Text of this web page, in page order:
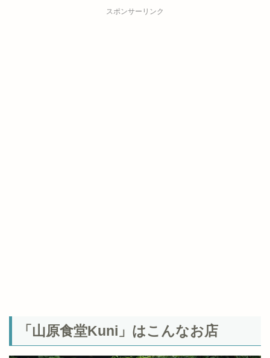
スポンサーリンク
「山原食堂Kuni」はこんなお店